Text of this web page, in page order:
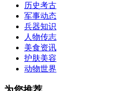
历史考古
军事动态
兵器知识
人物传志
美食资讯
护肤美容
动物世界